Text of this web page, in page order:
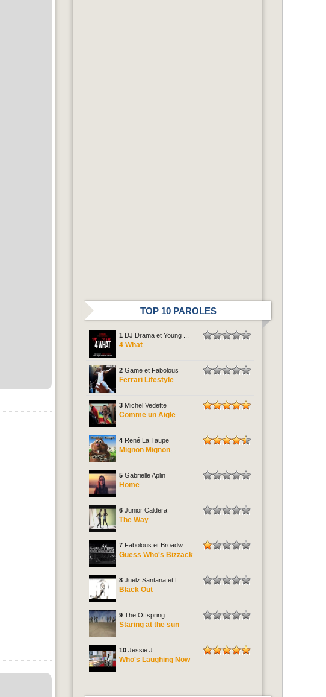
TOP 10 PAROLES
1 DJ Drama et Young ...
4 What
2 Game et Fabolous
Ferrari Lifestyle
3 Michel Vedette
Comme un Aigle
4 René La Taupe
Mignon Mignon
5 Gabrielle Aplin
Home
6 Junior Caldera
The Way
7 Fabolous et Broadw...
Guess Who's Bizzack
8 Juelz Santana et L...
Black Out
9 The Offspring
Staring at the sun
10 Jessie J
Who's Laughing Now